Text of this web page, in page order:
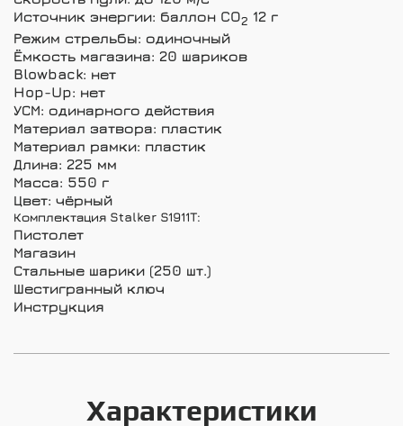
Источник энергии: баллон CO2 12 г
Режим стрельбы: одиночный
Ёмкость магазина: 20 шариков
Blowback: нет
Hop-Up: нет
УСМ: одинарного действия
Материал затвора: пластик
Материал рамки: пластик
Длина: 225 мм
Масса: 550 г
Цвет: чёрный
Комплектация Stalker S1911T:
Пистолет
Магазин
Стальные шарики (250 шт.)
Шестигранный ключ
Инструкция
Характеристики